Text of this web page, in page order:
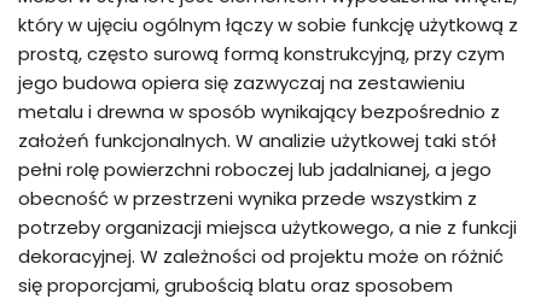
który w ujęciu ogólnym łączy w sobie funkcję użytkową z
prostą, często surową formą konstrukcyjną, przy czym
jego budowa opiera się zazwyczaj na zestawieniu
metalu i drewna w sposób wynikający bezpośrednio z
założeń funkcjonalnych. W analizie użytkowej taki stół
pełni rolę powierzchni roboczej lub jadalnianej, a jego
obecność w przestrzeni wynika przede wszystkim z
potrzeby organizacji miejsca użytkowego, a nie z funkcji
dekoracyjnej. W zależności od projektu może on różnić
się proporcjami, grubością blatu oraz sposobem